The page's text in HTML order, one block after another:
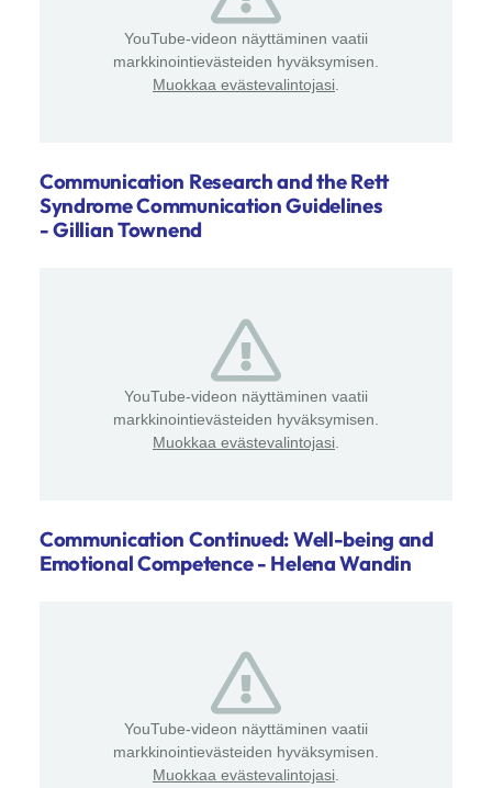
YouTube-videon näyttäminen vaatii
markkinointievästeiden hyväksymisen.
Muokkaa evästevalintojasi
Communication Research and the Rett
Syndrome Communication Guidelines
- Gillian Townend
YouTube-videon näyttäminen vaatii
markkinointievästeiden hyväksymisen.
Muokkaa evästevalintojasi
Communication Continued: Well-being and
Emotional Competence - Helena Wandin
YouTube-videon näyttäminen vaatii
markkinointievästeiden hyväksymisen.
Muokkaa evästevalintojasi.